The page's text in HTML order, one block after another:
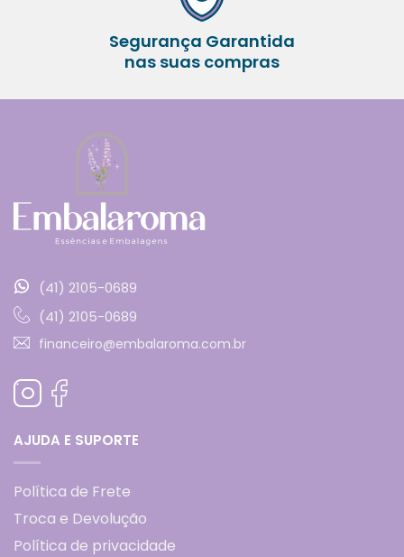
Segurança Garantida
nas suas compras
(41) 2105-0689
(41) 2105-0689
financeiro@embalaroma.com.br
AJUDA E SUPORTE
Política de Frete
Troca e Devolução
Política de privacidade